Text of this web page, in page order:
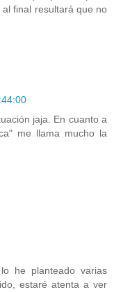
final resultará que no
jaja. En cuanto a
me llama mucho la
he planteado varias
estaré atenta a ver